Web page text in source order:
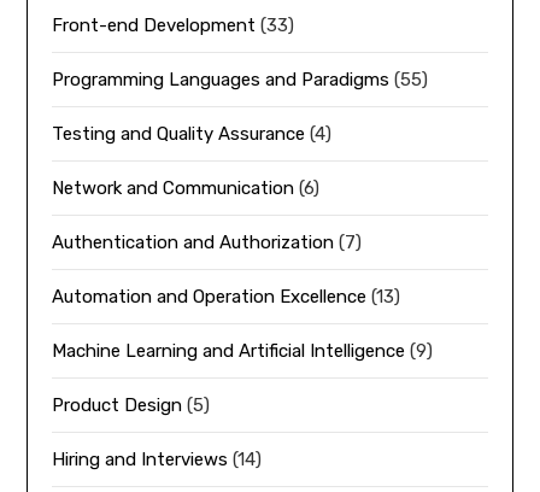
Front-end Development (33)
Programming Languages and Paradigms (55)
Testing and Quality Assurance (4)
Network and Communication (6)
Authentication and Authorization (7)
Automation and Operation Excellence (13)
Machine Learning and Artificial Intelligence (9)
Product Design (5)
Hiring and Interviews (14)